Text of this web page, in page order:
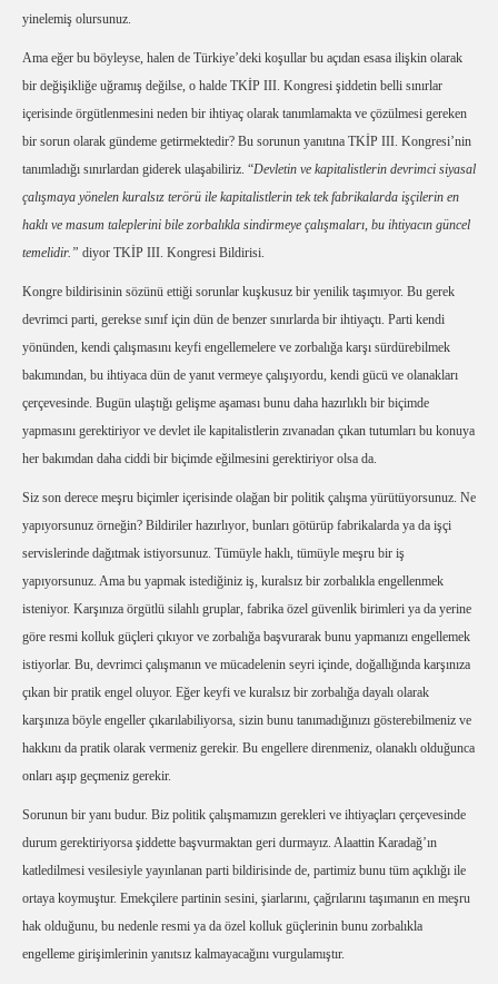
yinelemiş olursunuz.
Ama eğer bu böyleyse, halen de Türkiye’deki koşullar bu açıdan esasa ilişkin olarak
bir değişikliğe uğramış değilse, o halde TKİP III. Kongresi şiddetin belli sınırlar
içerisinde örgütlenmesini neden bir ihtiyaç olarak tanımlamakta ve çözülmesi gereken
bir sorun olarak gündeme getirmektedir? Bu sorunun yanıtına TKİP III. Kongresi’nin
tanımladığı sınırlardan giderek ulaşabiliriz. “Devletin ve kapitalistlerin devrimci siyasal
çalışmaya yönelen kuralsız terörü ile kapitalistlerin tek tek fabrikalarda işçilerin en
haklı ve masum taleplerini bile zorbalıkla sindirmeye çalışmaları, bu ihtiyacın güncel
temelidir.” diyor TKİP III. Kongresi Bildirisi.
Kongre bildirisinin sözünü ettiği sorunlar kuşkusuz bir yenilik taşımıyor. Bu gerek
devrimci parti, gerekse sınıf için dün de benzer sınırlarda bir ihtiyaçtı. Parti kendi
yönünden, kendi çalışmasını keyfi engellemelere ve zorbalığa karşı sürdürebilmek
bakımından, bu ihtiyaca dün de yanıt vermeye çalışıyordu, kendi gücü ve olanakları
çerçevesinde. Bugün ulaştığı gelişme aşaması bunu daha hazırlıklı bir biçimde
yapmasını gerektiriyor ve devlet ile kapitalistlerin zıvanadan çıkan tutumları bu konuya
her bakımdan daha ciddi bir biçimde eğilmesini gerektiriyor olsa da.
Siz son derece meşru biçimler içerisinde olağan bir politik çalışma yürütüyorsunuz. Ne
yapıyorsunuz örneğin? Bildiriler hazırlıyor, bunları götürüp fabrikalarda ya da işçi
servislerinde dağıtmak istiyorsunuz. Tümüyle haklı, tümüyle meşru bir iş
yapıyorsunuz. Ama bu yapmak istediğiniz iş, kuralsız bir zorbalıkla engellenmek
isteniyor. Karşınıza örgütlü silahlı gruplar, fabrika özel güvenlik birimleri ya da yerine
göre resmi kolluk güçleri çıkıyor ve zorbalığa başvurarak bunu yapmanızı engellemek
istiyorlar. Bu, devrimci çalışmanın ve mücadelenin seyri içinde, doğallığında karşınıza
çıkan bir pratik engel oluyor. Eğer keyfi ve kuralsız bir zorbalığa dayalı olarak
karşınıza böyle engeller çıkarılabiliyorsa, sizin bunu tanımadığınızı gösterebilmeniz ve
hakkını da pratik olarak vermeniz gerekir. Bu engellere direnmeniz, olanaklı olduğunca
onları aşıp geçmeniz gerekir.
Sorunun bir yanı budur. Biz politik çalışmamızın gerekleri ve ihtiyaçları çerçevesinde
durum gerektiriyorsa şiddette başvurmaktan geri durmayız. Alaattin Karadağ’ın
katledilmesi vesilesiyle yayınlanan parti bildirisinde de, partimiz bunu tüm açıklığı ile
ortaya koymuştur. Emekçilere partinin sesini, şiarlarını, çağrılarını taşımanın en meşru
hak olduğunu, bu nedenle resmi ya da özel kolluk güçlerinin bunu zorbalıkla
engelleme girişimlerinin yanıtsız kalmayacağını vurgulamıştır.